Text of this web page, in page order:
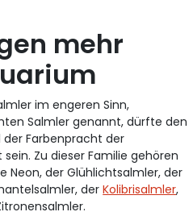
mehr
im engeren Sinn,
Salmler genannt, dürfte den
Farbenpracht der
Zu dieser Familie gehören
Neon, der Glühlichtsalmler, der
derKolibrisalmler,